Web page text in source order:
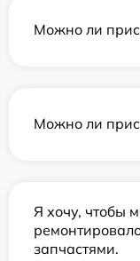
Можно ли
Можно ли
Я хочу, чтобы
запчастями.